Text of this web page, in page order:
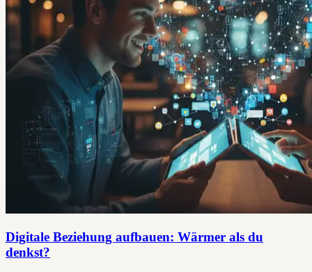
Digitale Beziehung aufbauen: Wärmer als du
denkst?